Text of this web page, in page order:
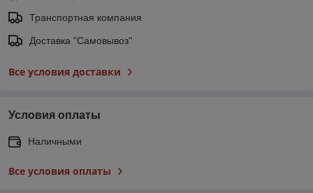
Транспортная компания
Доставка "Самовывоз"
Все условия доставки
Условия оплаты
Наличными
Все условия оплаты